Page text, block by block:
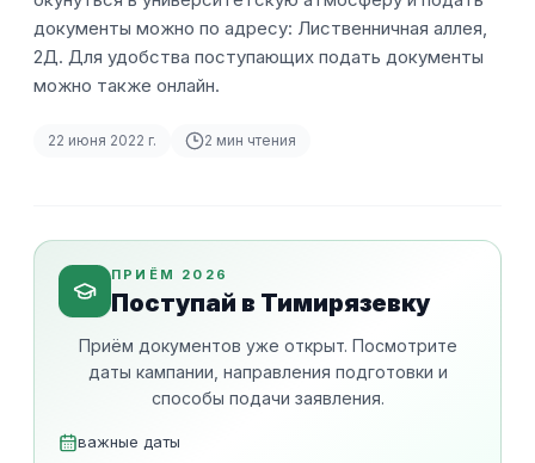
документы можно по адресу: Лиственничная аллея,
2Д. Для удобства поступающих подать документы
можно также онлайн.
22 июня 2022 г. 2 мин чтения
ПРИЁМ 2026
Поступай в Тимирязевку
Приём документов уже открыт. Посмотрите
даты кампании, направления подготовки и
способы подачи заявления.
важные даты